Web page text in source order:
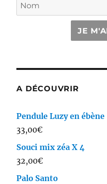
JE
A DÉCOUVRIR
Pendule Luzy en ébène
33,00€
Souci mix zéa X 4
32,00€
Palo Santo